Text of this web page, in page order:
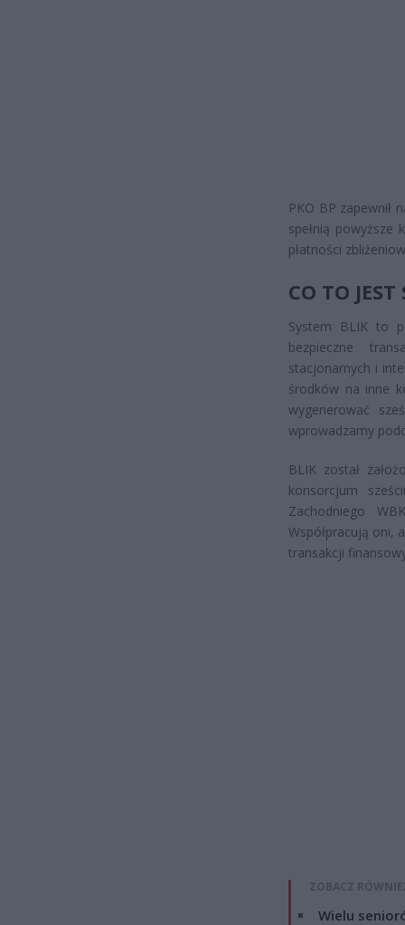
PKO BP zapewnił
spełnią
płatności
CO TO
System BLIK to
bezpieczne
stacjonarnych i
środków na inne
wygenerować
wprowadzamy
BLIK został
konsorcjum
Zachodniego
Współpracują oni,
transakcji
ZOBACZ
Wielu